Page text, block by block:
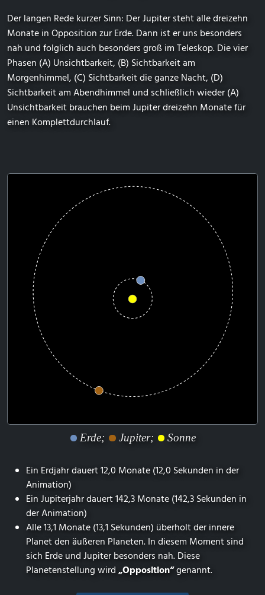
Der langen Rede kurzer Sinn: Der Jupiter steht alle dreizehn
Monate in Opposition zur Erde. Dann ist er uns besonders
nah und folglich auch besonders groß im Teleskop. Die vier
Phasen (A) Unsichtbarkeit, (B) Sichtbarkeit am
Morgenhimmel, (C) Sichtbarkeit die ganze Nacht, (D)
Sichtbarkeit am Abendhimmel und schließlich wieder (A)
Unsichtbarkeit brauchen beim Jupiter dreizehn Monate für
einen Komplettdurchlauf.
Erde; Jupiter; Sonne
Ein Erdjahr dauert 12,0 Monate (12,0 Sekunden in der
Animation)
Ein Jupiterjahr dauert 142,3 Monate (142,3 Sekunden in
der Animation)
Alle 13,1 Monate (13,1 Sekunden) überholt der innere
Planet den äußeren Planeten. In diesem Moment sind
sich Erde und Jupiter besonders nah. Diese
Planetenstellung wird„Opposition“genannt.